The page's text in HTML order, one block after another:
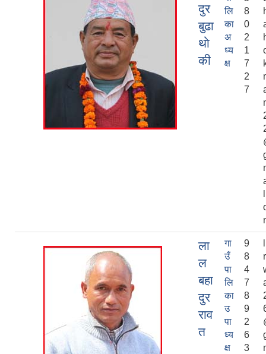
दुर
बुढा
थाे
की
लि
का
अ
ध्य
क्ष
8
0
2
1
7
2
7
ला
ल
बहा
दुर
राव
त
गा
उँ
पा
लि
का
उ
पा
ध्य
क्ष
9
8
4
7
8
9
2
6
3